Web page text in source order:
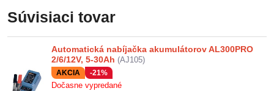
Súvisiaci tovar
Automatická nabíjačka akumulátorov AL300PRO
2/6/12V, 5-30Ah (AJ105)
AKCIA -21%
Dočasne vypredané